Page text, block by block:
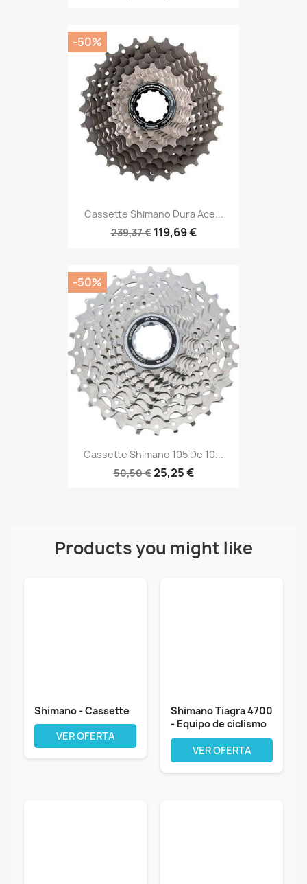
Cassette Shimano Dura Ace...
239,37 € 119,69 €
-50%
Cassette Shimano 105 De 10...
50,50 €25,25 €
-50%
Products you might like
Shimano - Cassette
VER OFERTA
Shimano Tiagra 4700
- Equipo de ciclismo
para...
VER OFERTA